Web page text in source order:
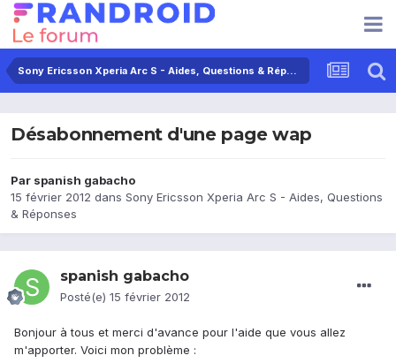
Sony Ericsson Xperia Arc S - Aides, Questions & Réponses
Désabonnement d'une page wap
Par spanish gabacho
15 février 2012 dans Sony Ericsson Xperia Arc S - Aides, Questions
& Réponses
spanish gabacho
Posté(e) 15 février 2012
Bonjour à tous et merci d'avance pour l'aide que vous allez
m'apporter. Voici mon problème :